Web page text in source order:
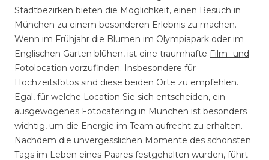
Stadtbezirken bieten die Möglichkeit, einen Besuch in
München zu einem besonderen Erlebnis zu machen.
Wenn im Frühjahr die Blumen im Olympiapark oder im
Englischen Garten blühen, ist eine traumhafte Film- und
Fotolocation vorzufinden. Insbesondere für
Hochzeitsfotos sind diese beiden Orte zu empfehlen.
Egal, für welche Location Sie sich entscheiden, ein
ausgewogenes Fotocatering in München ist besonders
wichtig, um die Energie im Team aufrecht zu erhalten.
Nachdem die unvergesslichen Momente des schönsten
Tags im Leben eines Paares festgehalten wurden, führt